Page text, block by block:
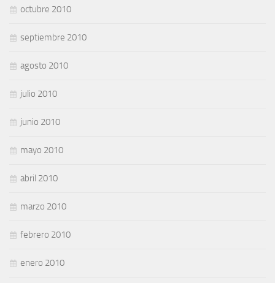
octubre 2010
septiembre 2010
agosto 2010
julio 2010
junio 2010
mayo 2010
abril 2010
marzo 2010
febrero 2010
enero 2010